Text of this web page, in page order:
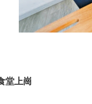
堂上崗